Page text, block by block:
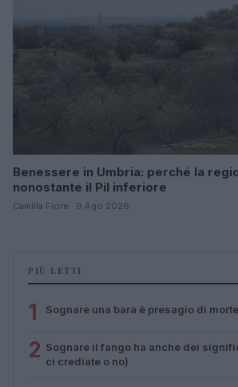
Benessere in Umbria: perché la
nonostante il Pil inferiore
Camilla Fiore · 9 Ago 2026
PIÙ LETTI
1 Sognare una bara è presagio di
2 Sognare il fango ha anche dei
ci crediate o no)